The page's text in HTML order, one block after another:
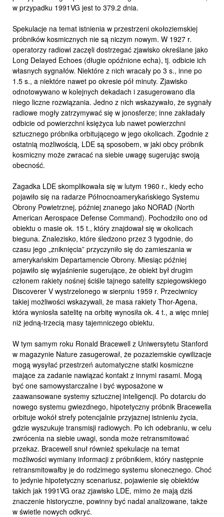
w przypadku 1991VG jest to 379.2 dnia.
Spekulacje na temat istnienia w przestrzeni okołoziemskiej
próbników kosmicznych nie są niczym nowym. W 1927 r.
operatorzy radiowi zaczęli dostrzegać zjawisko określane jako
Long Delayed Echoes (długie opóźnione echa), tj. odbicie ich
własnych sygnałów. Niektóre z nich wracały po 3 s., inne po
1.5 s., a niektóre nawet po okresie pół minuty. Zjawisko
odnotowywano w kolejnych dekadach i zasugerowano dla
niego liczne rozwiązania. Jedno z nich wskazywało, że sygnały
radiowe mogły zatrzymywać się w jonosferze; inne zakładały
odbicie od powierzchni księżyca lub nawet powierzchni
sztucznego próbnika orbitującego w jego okolicach. Zgodnie z
ostatnią możliwością, LDE są sposobem, w jaki obcy próbnik
kosmiczny może zwracać na siebie uwagę sugerując swoją
obecność.
Zagadka LDE skomplikowała się w lutym 1960 r., kiedy echo
pojawiło się na radarze Północnoamerykańskiego Systemu
Obrony Powietrznej, później znanego jako NORAD (North
American Aerospace Defense Command). Pochodziło ono od
obiektu o masie ok. 15 t., który znajdował się w okolicach
bieguna. Znalezisko, które śledzono przez 3 tygodnie, do
czasu jego „zniknięcia” przyczyniło się do zamieszania w
amerykańskim Departamencie Obrony. Miesiąc później
pojawiło się wyjaśnienie sugerujące, że obiekt był drugim
członem rakiety nośnej ściśle tajnego satelity szpiegowskiego
Discoverer V wystrzelonego w sierpniu 1959 r. Przeciwnicy
takiej możliwości wskazywali, że masa rakiety Thor-Agena,
która wyniosła satelitę na orbitę wynosiła ok. 4 t., a więc mniej
niż jedną-trzecią masy tajemniczego obiektu.
W tym samym roku Ronald Bracewell z Uniwersytetu Stanford
w magazynie Nature zasugerował, że pozaziemskie cywilizacje
mogą wysyłać przestrzeń automatyczne statki kosmiczne
mające za zadanie nawiązać kontakt z innymi rasami. Mogą
być one samowystarczalne i być wyposażone w
zaawansowane systemy sztucznej inteligencji. Po dotarciu do
nowego systemu gwiezdnego, hipotetyczny próbnik Bracewella
orbituje wokół strefy potencjalnie przyjaznej istnieniu życia,
gdzie wyszukuje transmisji radiowych. Po ich odebraniu, w celu
zwrócenia na siebie uwagi, sonda może retransmitować
przekaz. Bracewell snuł również spekulacje na temat
możliwości wymiany informacji z próbnikiem, który następnie
retransmitowałby je do rodzimego systemu słonecznego. Choć
to jedynie hipotetyczny scenariusz, pojawienie się obiektów
takich jak 1991VG oraz zjawisko LDE, mimo że mają dziś
znaczenie historyczne, powinny być nadal analizowane, także
w świetle nowych odkryć.